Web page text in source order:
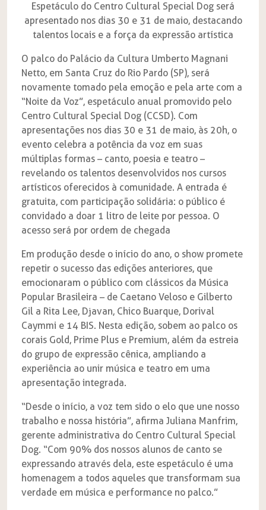
Espetáculo do Centro Cultural Special Dog será
apresentado nos dias 30 e 31 de maio, destacando
talentos locais e a força da expressão artística
O palco do Palácio da Cultura Umberto Magnani
Netto, em Santa Cruz do Rio Pardo (SP), será
novamente tomado pela emoção e pela arte com a
“Noite da Voz”, espetáculo anual promovido pelo
Centro Cultural Special Dog (CCSD). Com
apresentações nos dias 30 e 31 de maio, às 20h, o
evento celebra a potência da voz em suas
múltiplas formas – canto, poesia e teatro –
revelando os talentos desenvolvidos nos cursos
artísticos oferecidos à comunidade. A entrada é
gratuita, com participação solidária: o público é
convidado a doar 1 litro de leite por pessoa. O
acesso será por ordem de chegada
Em produção desde o início do ano, o show promete
repetir o sucesso das edições anteriores, que
emocionaram o público com clássicos da Música
Popular Brasileira – de Caetano Veloso e Gilberto
Gil a Rita Lee, Djavan, Chico Buarque, Dorival
Caymmi e 14 BIS. Nesta edição, sobem ao palco os
corais Gold, Prime Plus e Premium, além da estreia
do grupo de expressão cênica, ampliando a
experiência ao unir música e teatro em uma
apresentação integrada.
“Desde o início, a voz tem sido o elo que une nosso
trabalho e nossa história”, afirma Juliana Manfrim,
gerente administrativa do Centro Cultural Special
Dog. “Com 90% dos nossos alunos de canto se
expressando através dela, este espetáculo é uma
homenagem a todos aqueles que transformam sua
verdade em música e performance no palco.”